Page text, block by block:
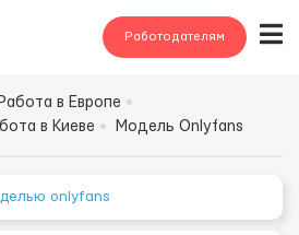
Работодателям
Работа в Европе
в Киеве Модель Onlyfans
onlyfans